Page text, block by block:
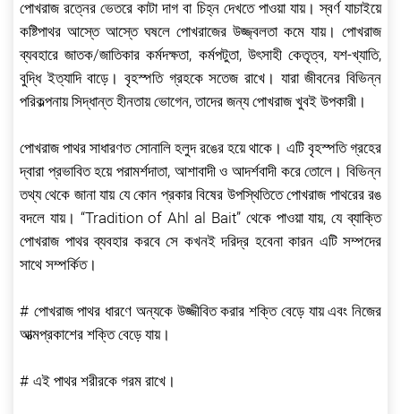
পোখরাজ রত্নের ভেতরে কাটা দাগ বা চিহ্ন দেখতে পাওয়া যায়। স্বর্ণ যাচাইয়ে
কষ্টিপাথর আস্তে আস্তে ঘষলে পোখরাজের উজ্জ্বলতা কমে যায়। পোখরাজ
ব্যবহারে জাতক/জাতিকার কর্মদক্ষতা, কর্মপটুতা, উৎসাহী কেতৃত্ব, যশ-খ্যাতি,
বুদ্ধি ইত্যাদি বাড়ে। বৃহস্পতি গ্রহকে সতেজ রাখে। যারা জীবনের বিভিন্ন
পরিকল্পনায় সিদ্ধান্ত হীনতায় ভোগেন, তাদের জন্য পোখরাজ খুবই উপকারী।
পোখরাজ পাথর সাধারণত সোনালি হলুদ রঙের হয়ে থাকে। এটি বৃহস্পতি গ্রহের
দ্বারা প্রভাবিত হয়ে পরামর্শদাতা, আশাবাদী ও আদর্শবাদী করে তোলে। বিভিন্ন
তথ্য থেকে জানা যায় যে কোন প্রকার বিষের উপস্থিতিতে পোখরাজ পাথরের রঙ
বদলে যায়। “Tradition of Ahl al Bait” থেকে পাওয়া যায়, যে ব্যাক্তি
পোখরাজ পাথর ব্যবহার করবে সে কখনই দরিদ্র হবেনা কারন এটি সম্পদের
সাথে সম্পর্কিত।
# পোখরাজ পাথর ধারণে অন্যকে উজ্জীবিত করার শক্তি বেড়ে যায় এবং নিজের
আত্মপ্রকাশের শক্তি বেড়ে যায়।
# এই পাথর শরীরকে গরম রাখে।